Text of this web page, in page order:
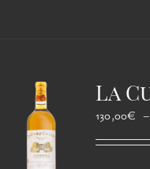
La
130,00€ –